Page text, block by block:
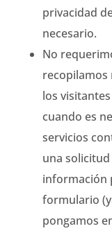
privacidad
necesario.
No
recopilamos
los
cuando es
servicios
una
información
formulario
pongamos